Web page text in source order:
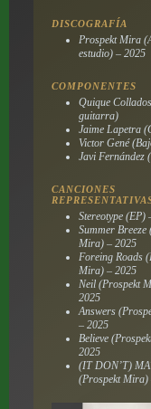
DISCOGRAFÍA
Prospekt Mira
estudio) – 2025
COMPONENTES
Quique
guitarra)
Jaime Lapetra
Victor Gené
Javi Fernández
CANCIONES
Stereotype (EP)
Summer Breeze
Mira) – 2025
Foreing Roads
Mira) – 2025
Neil (Prospekt
2025
Answers
– 2025
Believe
2025
(IT DON’T)
(Prospekt Mira)